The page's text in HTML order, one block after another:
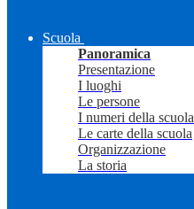
Scuola
Panoramica
Presentazione
I luoghi
Le persone
I numeri della scuola
Le carte della scuola
Organizzazione
La storia